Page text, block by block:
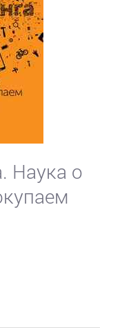
Наука о